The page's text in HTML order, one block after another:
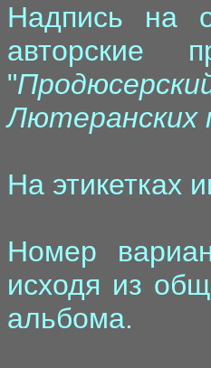
Надпись на
авторские
"
Лютеранских
На этикетках
Номер
исходя из
альбома.